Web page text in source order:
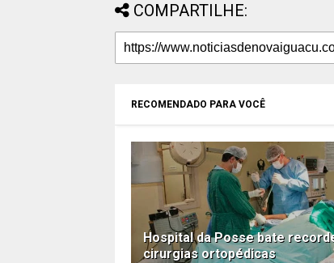
COMPARTILHE:
RECOMENDADO PARA VOCÊ
Hospital da Posse bate
cirurgias ortopédicas